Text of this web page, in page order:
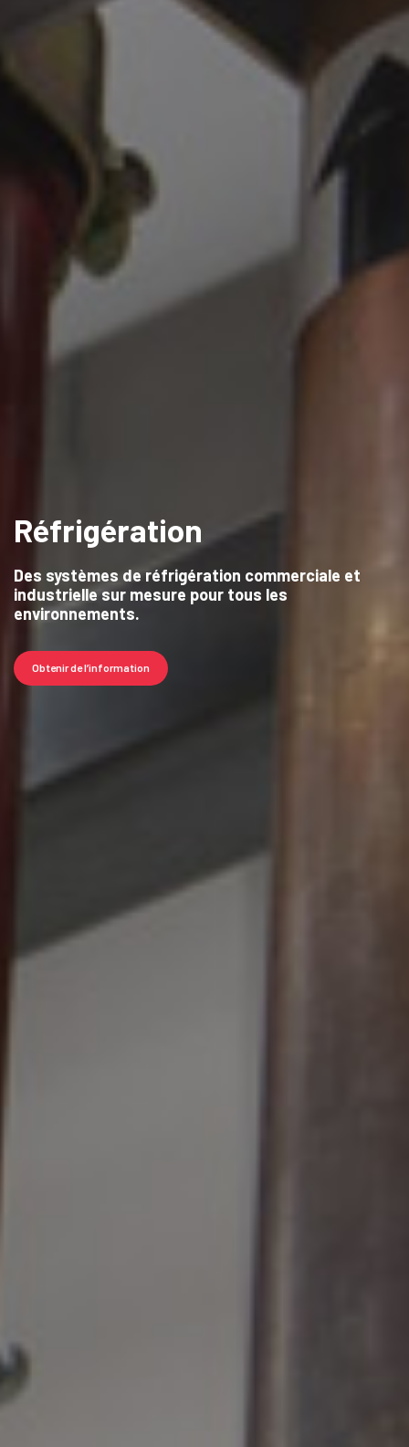
Réfrigération
Des systèmes de réfrigération commerciale et
industrielle sur mesure pour tous les
environnements.
Obtenir de l’information